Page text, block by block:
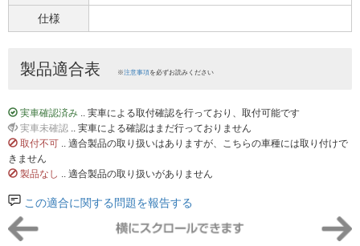
仕様
製品適合表 ※注意事項を必ずお読みください
実車確認済み .. 実車による取付確認を行っており、取付可能です
実車未確認 .. 実車による確認はまだ行っておりません
取付不可 .. 適合製品の取り扱いはありますが、こちらの車種には取り付けで
きません
製品なし .. 適合製品の取り扱いがありません
この適合に関する問題を報告する